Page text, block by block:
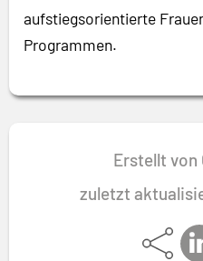
aufstiegsorientierte
Programmen.
Erstellt von
zuletzt